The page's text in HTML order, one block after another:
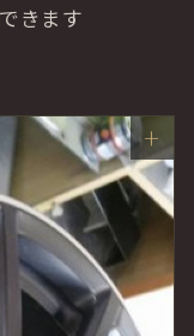
きます